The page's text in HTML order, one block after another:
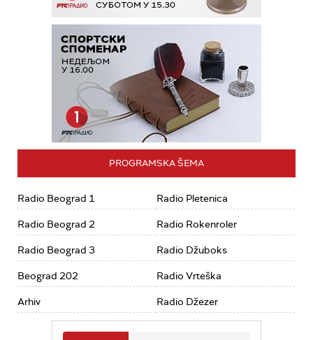
PROGRAMSKA ŠEMA
Radio Beograd 1
Radio Beograd 2
Radio Beograd 3
Beograd 202
Arhiv
Radio Pletenica
Radio Rokenroler
Radio Džuboks
Radio Vrteška
Radio Džezer